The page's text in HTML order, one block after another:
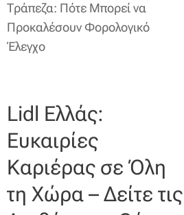
Τράπεζα: Πότε Μπορεί να
Προκαλέσουν Φορολογικό
Έλεγχο
Lidl Ελλάς:
Ευκαιρίες
Καριέρας σε Όλη
τη Χώρα – Δείτε τις